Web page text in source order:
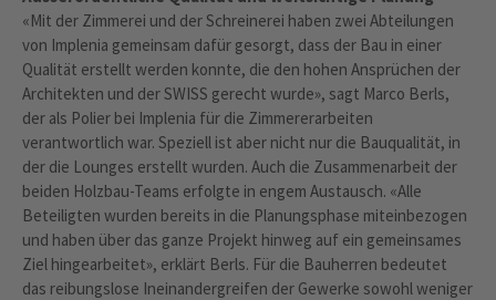
«Mit der Zimmerei und der Schreinerei haben zwei Abteilungen
von Implenia gemeinsam dafür gesorgt, dass der Bau in einer
Qualität erstellt werden konnte, die den hohen Ansprüchen der
Architekten und der SWISS gerecht wurde», sagt Marco Berls,
der als Polier bei Implenia für die Zimmererarbeiten
verantwortlich war. Speziell ist aber nicht nur die Bauqualität, in
der die Lounges erstellt wurden. Auch die Zusammenarbeit der
beiden Holzbau-Teams erfolgte in engem Austausch. «Alle
Beteiligten wurden bereits in die Planungsphase miteinbezogen
und haben über das ganze Projekt hinweg auf ein gemeinsames
Ziel hingearbeitet», erklärt Berls. Für die Bauherren bedeutet
das reibungslose Ineinandergreifen der Gewerke sowohl weniger